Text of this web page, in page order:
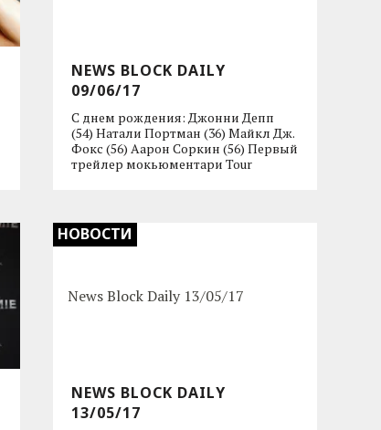
NEWS BLOCK DAILY
09/06/17
С днем рождения: Джонни Депп
(54) Натали Портман (36) Майкл Дж.
Фокс (56) Аарон Соркин (56) Первый
трейлер мокьюментари Tour
НОВОСТИ
NEWS BLOCK DAILY
13/05/17